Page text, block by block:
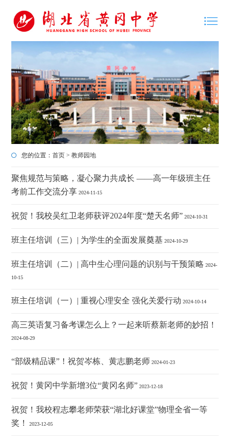
您的位置：首页 >教师园地
聚焦规范与策略，凝心聚力共成长 ——高一年级班主任
考前工作交流分享 2024-11-15
祝贺！我校吴红卫老师获评2024年度“楚天名师” 2024-10-31
班主任培训（三）| 为学生的全面发展奠基 2024-10-29
班主任培训（二）| 高中生心理问题的识别与干预策略 2024-
10-15
班主任培训（一）| 重视心理安全 强化关爱行动 2024-10-14
高三英语复习备考课怎么上？一起来听蔡新老师的妙招！
2024-08-29
“部级精品课”！祝贺岑栋、黄志鹏老师 2024-01-23
祝贺！黄冈中学新增3位“黄冈名师” 2023-12-18
祝贺！我校程志攀老师荣获“湖北好课堂”物理全省一等
奖！
2023-12-05